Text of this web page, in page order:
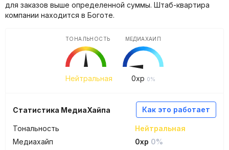
для заказов выше определенной суммы. Штаб-квартира
компании находится в Боготе.
Нейтральная
ТОНАЛЬНОСТЬ
0xp 0%
МЕДИАХАЙП
Как это работает
Статистика МедиаХайпа
Тональность
Нейтральная
Медиахайп
0xp 0%